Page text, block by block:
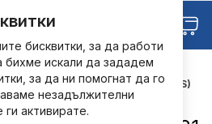
Любими
'WA 0821 7001 0763 (FORTRESS)
90X210 SUKARAJA SELUMA'
бисквитки, за да работи
бихме искали да зададем
за да ни помогнат да го
незадължителни
ги активирате.